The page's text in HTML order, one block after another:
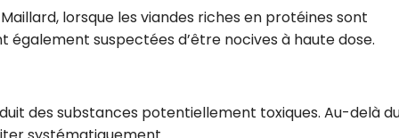
lorsque les viandes riches en protéines sont
également suspectées d’être nocives à haute dose.
des substances potentiellement toxiques. Au-delà